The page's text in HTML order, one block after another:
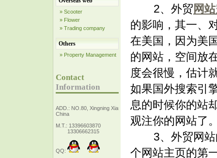
» Scooter
» Flower
» Trading company
Others
» Property Management
Contact
Information
ADD.: NO.80, Xingning Xiang Zhejiang,
China
M.T.: 13396603870
13306662315
QQ:
2、外贸网
的影响，其一、
在美国，因为美
的网站，空间放
度会很慢，估计
如果国外搜索引
息的时候你的站
观注你的网站了
3、外贸网站
个网站主页的第